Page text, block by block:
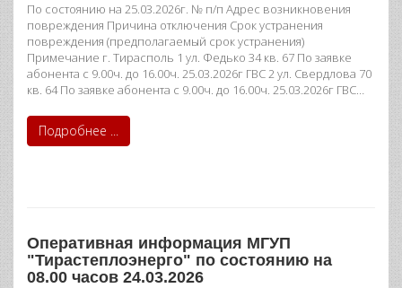
По состоянию на 25.03.2026г. № п/п Адрес возникновения
повреждения Причина отключения Срок устранения
повреждения (предполагаемый срок устранения)
Примечание г. Тирасполь 1 ул. Федько 34 кв. 67 По заявке
абонента с 9.00ч. до 16.00ч. 25.03.2026г ГВС 2 ул. Свердлова 70
кв. 64 По заявке абонента с 9.00ч. до 16.00ч. 25.03.2026г ГВС…
Подробнее ...
Оперативная информация МГУП
"Тирастеплоэнерго" по состоянию на
08.00 часов 24.03.2026